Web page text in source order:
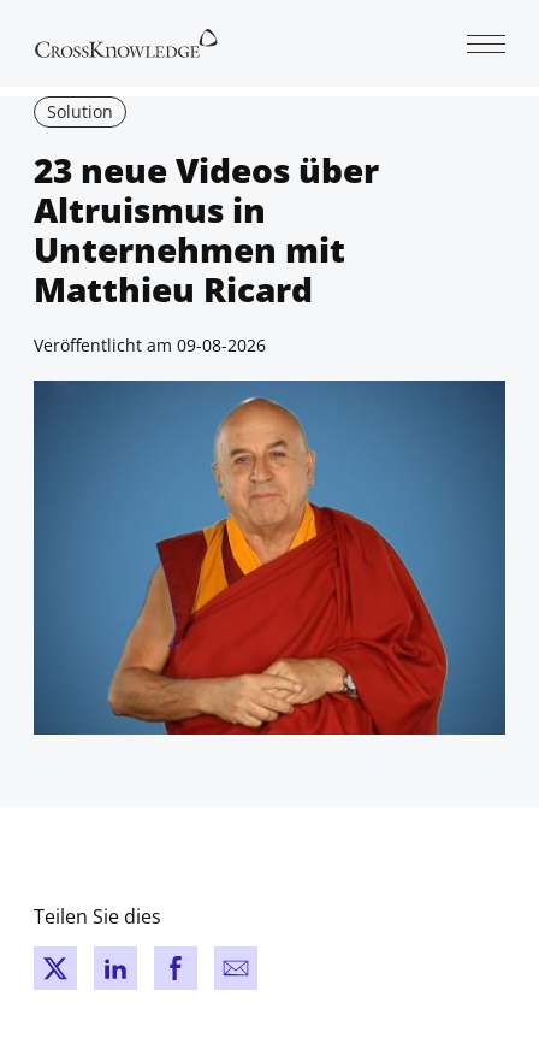
Solution
23 neue Videos über
Altruismus in
Unternehmen mit
Matthieu Ricard
Veröffentlicht am 09-08-2026
Teilen Sie dies
New windowNew window
New windowNew window